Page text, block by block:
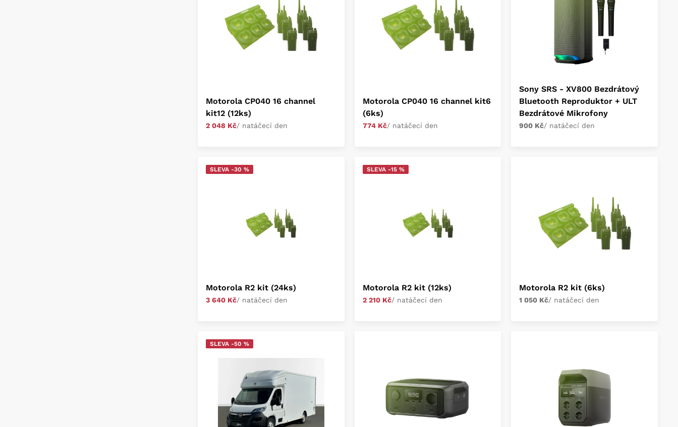
Motorola CP040 16 channel
kit12 (12ks)
2 048 Kč/ natáčecí den
Motorola CP040 16 channel kit6
(6ks)
774 Kč/ natáčecí den
Sony SRS - XV800 Bezdrátový
Bluetooth Reproduktor + ULT
Bezdrátové Mikrofony
900 Kč/ natáčecí den
SLEVA -30 %
Motorola R2 kit (24ks)
3 640 Kč/ natáčecí den
SLEVA -15 %
Motorola R2 kit (12ks)
2 210 Kč/ natáčecí den
Motorola R2 kit (6ks)
1 050 Kč/ natáčecí den
SLEVA -50 %